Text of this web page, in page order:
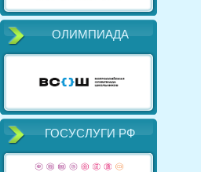
ОЛИМПИАДА
ГОСУСЛУГИ РФ